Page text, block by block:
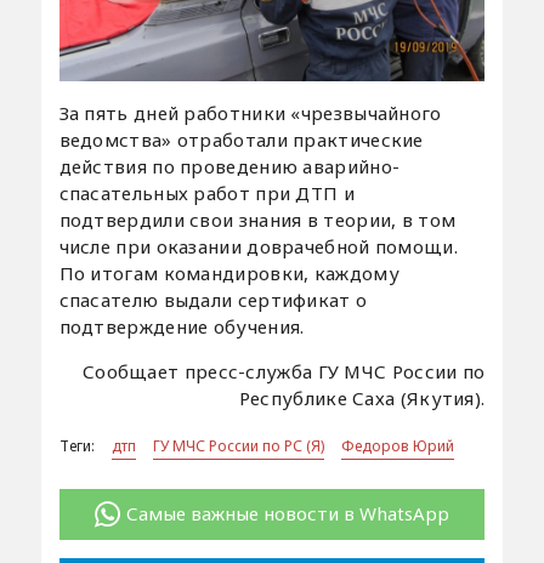
За пять дней работники «чрезвычайного
ведомства» отработали практические
действия по проведению аварийно-
спасательных работ при ДТП и
подтвердили свои знания в теории, в том
числе при оказании доврачебной помощи.
По итогам командировки, каждому
спасателю выдали сертификат о
подтверждение обучения.
Сообщает пресс-служба ГУ МЧС России по
Республике Саха (Якутия).
Теги: дтп ГУ МЧС России по РС (Я) Федоров Юрий
Самые важные новости в WhatsApp